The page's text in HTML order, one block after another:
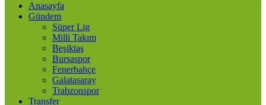
Anasayfa
Gündem
Süper Lig
Milli Takım
Beşiktaş
Bursaspor
Fenerbahçe
Galatasaray
Trabzonspor
Transfer